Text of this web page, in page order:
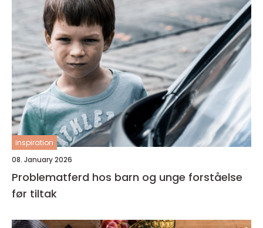
inspiration
08. January 2026
Problematferd hos barn og unge forståelse
før tiltak